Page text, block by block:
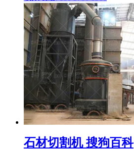
石材切割机 搜狗百科